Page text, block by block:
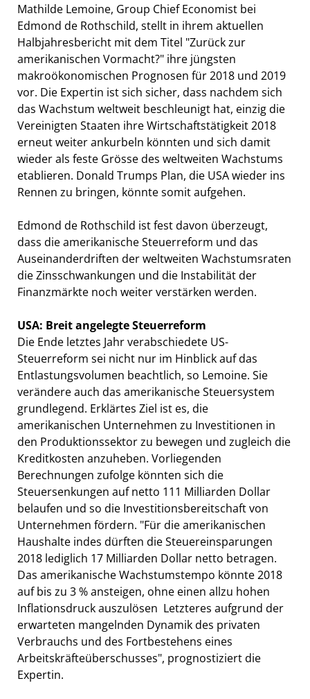
Mathilde Lemoine, Group Chief Economist bei
Edmond de Rothschild, stellt in ihrem aktuellen
Halbjahresbericht mit dem Titel "Zurück zur
amerikanischen Vormacht?" ihre jüngsten
makroökonomischen Prognosen für 2018 und 2019
vor. Die Expertin ist sich sicher, dass nachdem sich
das Wachstum weltweit beschleunigt hat, einzig die
Vereinigten Staaten ihre Wirtschaftstätigkeit 2018
erneut weiter ankurbeln könnten und sich damit
wieder als feste Grösse des weltweiten Wachstums
etablieren. Donald Trumps Plan, die USA wieder ins
Rennen zu bringen, könnte somit aufgehen.
Edmond de Rothschild ist fest davon überzeugt,
dass die amerikanische Steuerreform und das
Auseinanderdriften der weltweiten Wachstumsraten
die Zinsschwankungen und die Instabilität der
Finanzmärkte noch weiter verstärken werden.
USA: Breit angelegte Steuerreform
Die Ende letztes Jahr verabschiedete US-
Steuerreform sei nicht nur im Hinblick auf das
Entlastungsvolumen beachtlich, so Lemoine. Sie
verändere auch das amerikanische Steuersystem
grundlegend. Erklärtes Ziel ist es, die
amerikanischen Unternehmen zu Investitionen in
den Produktionssektor zu bewegen und zugleich die
Kreditkosten anzuheben. Vorliegenden
Berechnungen zufolge könnten sich die
Steuersenkungen auf netto 111 Milliarden Dollar
belaufen und so die Investitionsbereitschaft von
Unternehmen fördern. "Für die amerikanischen
Haushalte indes dürften die Steuereinsparungen
2018 lediglich 17 Milliarden Dollar netto betragen.
Das amerikanische Wachstumstempo könnte 2018
auf bis zu 3 % ansteigen, ohne einen allzu hohen
Inflationsdruck auszulösen  Letzteres aufgrund der
erwarteten mangelnden Dynamik des privaten
Verbrauchs und des Fortbestehens eines
Arbeitskräfteüberschusses", prognostiziert die
Expertin.